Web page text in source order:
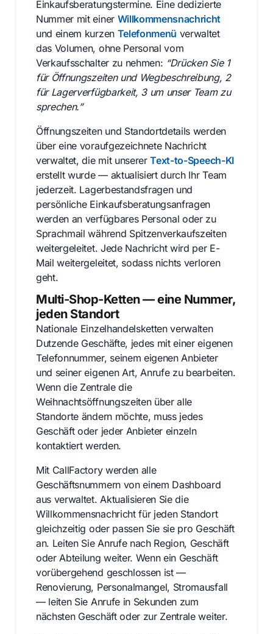
Einkaufsberatungstermine. Eine dedizierte
Nummer mit einer Willkommensnachricht
und einem kurzen Telefonmenü verwaltet
das Volumen, ohne Personal vom
Verkaufsschalter zu nehmen: “Drücken Sie 1
für Öffnungszeiten und Wegbeschreibung, 2
für Lagerverfügbarkeit, 3 um unser Team zu
sprechen.”
Öffnungszeiten und Standortdetails werden
über eine voraufgezeichnete Nachricht
verwaltet, die mit unsererText-to-Speech-KI
erstellt wurde — aktualisiert durch Ihr Team
jederzeit. Lagerbestandsfragen und
persönliche Einkaufsberatungsanfragen
werden an verfügbares Personal oder zu
Sprachmail während Spitzenverkaufszeiten
weitergeleitet. Jede Nachricht wird per E-
Mail weitergeleitet, sodass nichts verloren
geht.
Multi-Shop-Ketten — eine Nummer,
jeden Standort
Nationale Einzelhandelsketten verwalten
Dutzende Geschäfte, jedes mit einer eigenen
Telefonnummer, seinem eigenen Anbieter
und seiner eigenen Art, Anrufe zu bearbeiten.
Wenn die Zentrale die
Weihnachtsöffnungszeiten über alle
Standorte ändern möchte, muss jedes
Geschäft oder jeder Anbieter einzeln
kontaktiert werden.
Mit CallFactory werden alle
Geschäftsnummern von einem Dashboard
aus verwaltet. Aktualisieren Sie die
Willkommensnachricht für jeden Standort
gleichzeitig oder passen Sie sie pro Geschäft
an. Leiten Sie Anrufe nach Region, Geschäft
oder Abteilung weiter. Wenn ein Geschäft
vorübergehend geschlossen ist —
Renovierung, Personalmangel, Stromausfall
— leiten Sie Anrufe in Sekunden zum
nächsten Geschäft oder zur Zentrale weiter.